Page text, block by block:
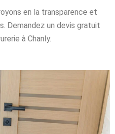
en la transparence et
un devis gratuit
à Chanly.